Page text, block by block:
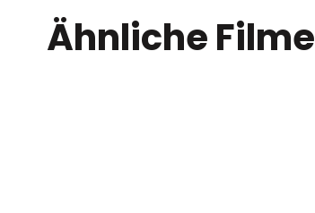
Ähnliche Filme